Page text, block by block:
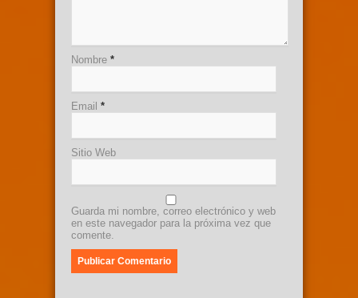
Nombre *
Email *
Sitio Web
Guarda mi nombre, correo electrónico y web
en este navegador para la próxima vez que
comente.